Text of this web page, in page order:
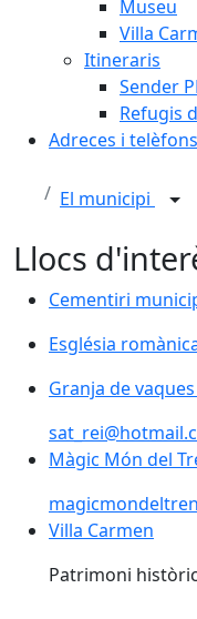
Museu
Villa
Itineraris
Sender
Refugis
Adreces i telèfons
El municipi
Llocs
Cementiri
Cementiri
Església
Església
Granja de vaques
Granja de vaques
Màgic Món del
Màgic Món del
Villa Carmen
Villa Carmen
Patrimoni històric